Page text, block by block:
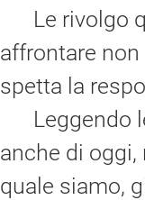
Le rivolgo
affrontare non
spetta la
Leggendo
anche di
quale siamo,